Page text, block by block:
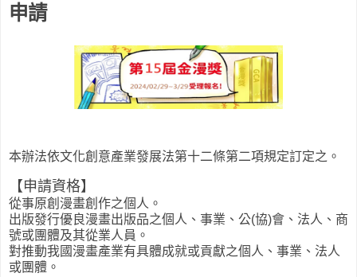
申請
本辦法依文化創意產業發展法第十二條第二項規定訂定之。
【申請資格】
從事原創漫畫創作之個人。
出版發行優良漫畫出版品之個人、事業、公(協)會、法人、商
號或團體及其從業人員。
對推動我國漫畫產業有具體成就或貢獻之個人、事業、法人
或團體。